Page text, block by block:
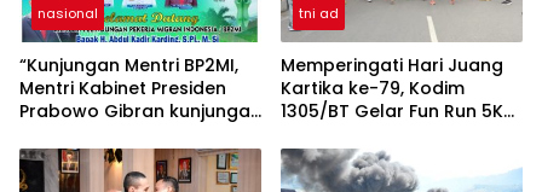
nasional
“Kunjungan Mentri BP2MI,
Mentri Kabinet Presiden
Prabowo Gibran kunjungan
Dampal Selatan”
tni ad
Memperingati Hari Juang
Kartika ke-79, Kodim
1305/BT Gelar Fun Run 5K